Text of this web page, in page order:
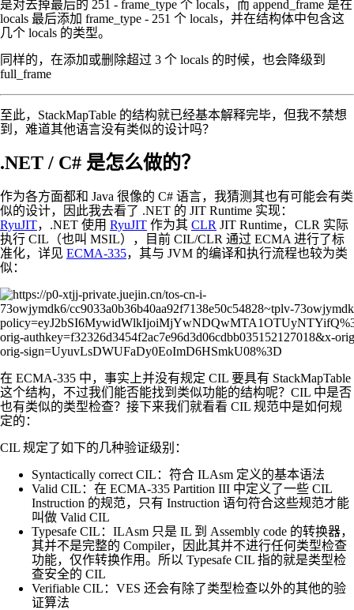
是对去掉最后的 251 - frame_type 个 locals，而 append_frame 是在
locals 最后添加 frame_type - 251 个 locals，并在结构体中包含这
几个 locals 的类型。
同样的，在添加或删除超过 3 个 locals 的时候，也会降级到
full_frame
至此，StackMapTable 的结构就已经基本解释完毕，但我不禁想
到，难道其他语言没有类似的设计吗？
.NET / C# 是怎么做的？
作为各方面都和 Java 很像的 C# 语言，我猜测其也有可能会有类
似的设计，因此我去看了 .NET 的 JIT Runtime 实现：
RyuJIT，.NET 使用 RyuJIT 作为其 CLR JIT Runtime，CLR 实际
执行 CIL（也叫 MSIL），目前 CIL/CLR 通过 ECMA 进行了标
准化，详见 ECMA-335，其与 JVM 的编译和执行流程也较为类
似：
在 ECMA-335 中，事实上并没有规定 CIL 要具有 StackMapTable
这个结构，不过我们能否能找到类似功能的结构呢？CIL 中是否
也有类似的类型检查？接下来我们就看看 CIL 规范中是如何规
定的：
CIL 规定了如下的几种验证级别：
Syntactically correct CIL：符合 ILAsm 定义的基本语法
Valid CIL：在 ECMA-335 Partition III 中定义了一些 CIL
Instruction 的规范，只有 Instruction 语句符合这些规范才能
叫做 Valid CIL
Typesafe CIL：ILAsm 只是 IL 到 Assembly code 的转换器，
其并不是完整的 Compiler，因此其并不进行任何类型检查
功能，仅作转换作用。所以 Typesafe CIL 指的就是类型检
查安全的 CIL
Verifiable CIL：VES 还会有除了类型检查以外的其他的验
证算法